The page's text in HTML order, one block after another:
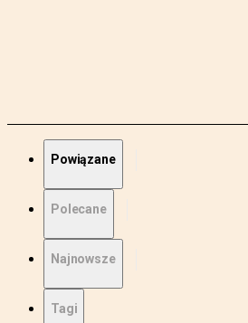
Powiązane
Polecane
Najnowsze
Tagi